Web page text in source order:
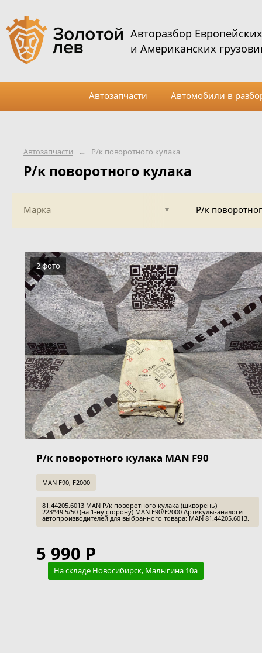
Автозапчасти ← Р/к поворотного кулака
Р/к поворотного кулака
Марка Р/к
2 фото
Р/к поворотного кулака MAN F90
MAN F90, F2000
81.44205.6013 MAN Р/к поворотного кулака (шкворень)
223*49.5/50 (на 1-ну сторону) MAN F90/F2000 Артикулы-аналоги
автопроизводителей для выбранного товара: MAN 81.44205.6013.
5 990 Р
На складе Новосибирск, Малыгина 10а
Авторазбор Европейских
и Американских
Автозапчасти Автомобили в